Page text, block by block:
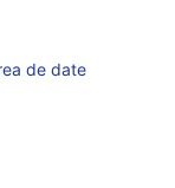
de date